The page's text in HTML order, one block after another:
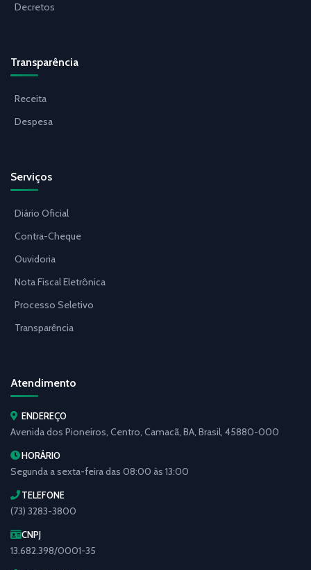
Decretos
Transparência
Receita
Despesa
Serviços
Diário Oficial
Contra-Cheque
Ouvidoria
Nota Fiscal Eletrônica
Processo Seletivo
Transparência
Atendimento
ENDEREÇO
Avenida dos Pioneiros, Centro, Camacã, BA, Brasil, 45880-000
HORÁRIO
Segunda a sexta-feira das 08:00 às 13:00
TELEFONE
(73) 3283-3800
CNPJ
13.682.398/0001-35